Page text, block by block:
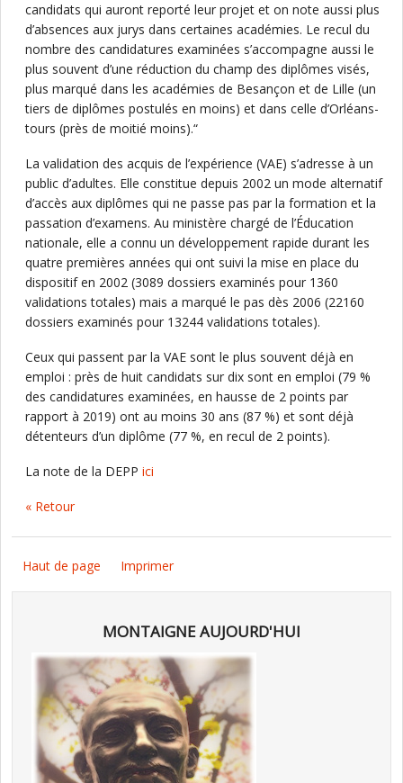
candidats qui auront reporté leur projet et on note aussi plus
d’absences aux jurys dans certaines académies. Le recul du
nombre des candidatures examinées s’accompagne aussi le
plus souvent d’une réduction du champ des diplômes visés,
plus marqué dans les académies de Besançon et de Lille (un
tiers de diplômes postulés en moins) et dans celle d’Orléans-
tours (près de moitié moins).“
La validation des acquis de l’expérience (VAE) s’adresse à un
public d’adultes. Elle constitue depuis 2002 un mode alternatif
d’accès aux diplômes qui ne passe pas par la formation et la
passation d’examens. Au ministère chargé de l’Éducation
nationale, elle a connu un développement rapide durant les
quatre premières années qui ont suivi la mise en place du
dispositif en 2002 (3089 dossiers examinés pour 1360
validations totales) mais a marqué le pas dès 2006 (22160
dossiers examinés pour 13244 validations totales).
Ceux qui passent par la VAE sont le plus souvent déjà en
emploi : près de huit candidats sur dix sont en emploi (79 %
des candidatures examinées, en hausse de 2 points par
rapport à 2019) ont au moins 30 ans (87 %) et sont déjà
détenteurs d’un diplôme (77 %, en recul de 2 points).
La note de la DEPP ici
« Retour
Haut de page Imprimer
MONTAIGNE AUJOURD'HUI